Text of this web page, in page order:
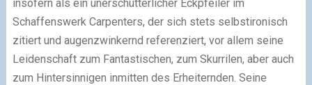
insofern als ein unerschütterlicher Eckpfeiler im
Schaffenswerk Carpenters, der sich stets selbstironisch
zitiert und augenzwinkernd referenziert, vor allem seine
Leidenschaft zum Fantastischen, zum Skurrilen, aber auch
zum Hintersinnigen inmitten des Erheiternden. Seine